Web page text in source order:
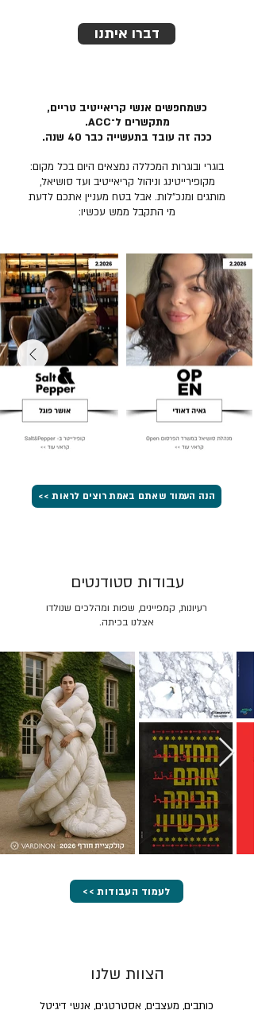
דברו איתנו
כשמחפשים אנשי קריאייטיב טריים,
מתקשרים ל־ACC.
ככה זה עובד בתעשייה כבר 40 שנה.
בוגרי ובוגרות המכללה נמצאים היום בכל מקום:
מקופירייטינג וניהול קריאייטיב ועד סושיאל,
מותגים ומנכ״לות. אבל בטח מעניין אתכם לדעת
מי התקבל ממש עכשיו:
הנה העמוד שאתם באמת רוצים לראות >>
רעיונות, קמפיינים, שפות ומהלכים שנולדו
אצלנו בכיתה.
עבודות סטודנטים
<< לעמוד העבודות
הצוות שלנו
כותבים, מעצבים, אסטרטגים, אנשי דיגיטל